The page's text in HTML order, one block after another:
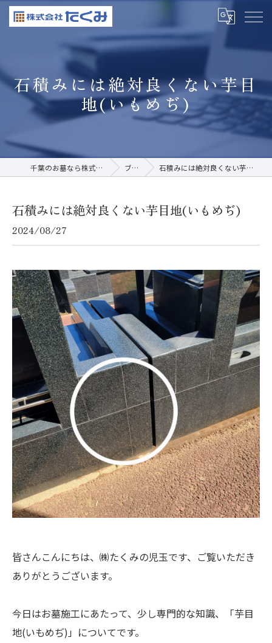
石積みには絶対良くない芋目
地(いもめぢ)
千葉のお墓なら株式会社たくみ ブログ 石積みには絶対良くない芋目地(いもめぢ)
石積みには絶対良くない芋目地(いもめぢ)
2024/08/27
皆さんこんにちは、㈱たくみの児玉です、ご覧いただき
ありがとうございます。
今日はお墓施工にあたって、少し専門的な知識、「芋目
地(いもめぢ)」についてです。